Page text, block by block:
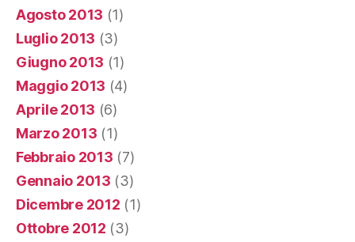
Agosto 2013 (1)
Luglio 2013 (3)
Giugno 2013 (1)
Maggio 2013 (4)
Aprile 2013 (6)
Marzo 2013 (1)
Febbraio 2013 (7)
Gennaio 2013 (3)
Dicembre 2012 (1)
Ottobre 2012 (3)